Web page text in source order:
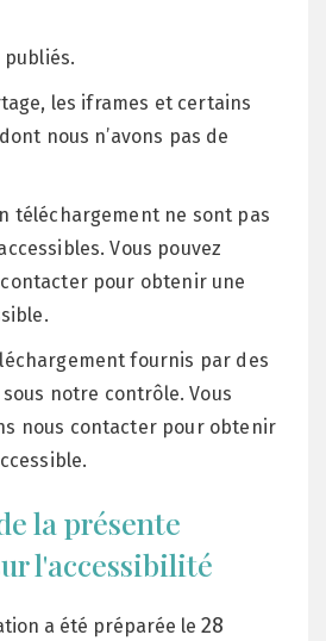
publiés.
les iframes et certains
nous n’avons pas de
téléchargement ne sont pas
Vous pouvez
pour obtenir une
fournis par des
notre contrôle. Vous
nous contacter pour obtenir
la présente
l'accessibilité
a été préparée le 28